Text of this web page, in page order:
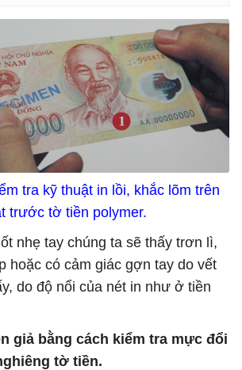
tra kỹ thuật in lồi, khắc lõm trên
trước tờ tiền polymer.
nhẹ tay chúng ta sẽ thấy trơn lì,
hoặc có cảm giác gợn tay do vết
do độ nổi của nét in như ở tiền
giả bằng cách kiểm tra mực đổi
tờ tiền.